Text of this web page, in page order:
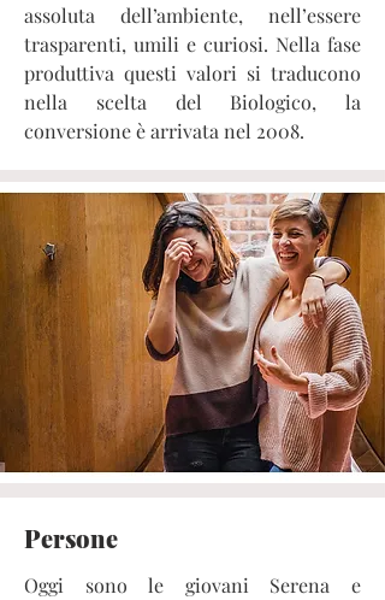
assoluta dell’ambiente, nell’essere
trasparenti, umili e curiosi. Nella fase
produttiva questi valori si traducono
nella scelta del Biologico, la
conversione è arrivata nel 2008.
Persone
Oggi sono le giovani Serena e